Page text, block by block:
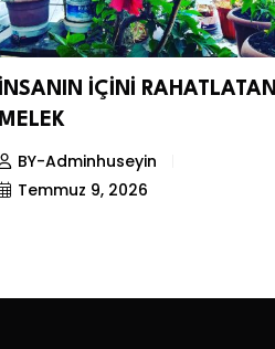
İNSANIN İÇİNİ RAHATLATAN
MELEK
BY-Adminhuseyin
Temmuz 9, 2026